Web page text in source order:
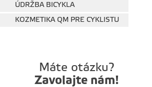
ÚDRŽBA BICYKLA
KOZMETIKA QM PRE CYKLISTU
Máte otázku?
Zavolajte nám!